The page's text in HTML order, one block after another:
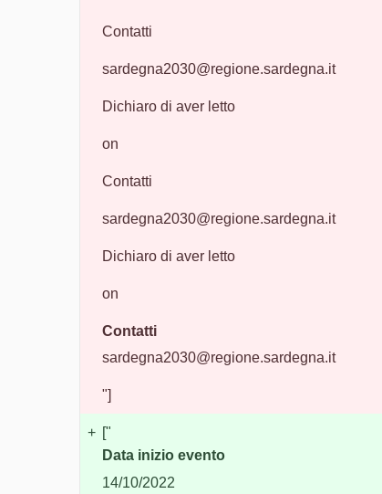
Contatti
sardegna2030@regione.sardegna.it
Dichiaro di aver letto
on
Contatti
sardegna2030@regione.sardegna.it
Dichiaro di aver letto
on
Contatti
sardegna2030@regione.sardegna.it
"]
+ ["
Data inizio evento
14/10/2022